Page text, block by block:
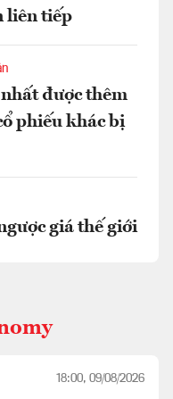
liên tiếp
được thêm
phiếu khác bị
giá thế giới
18:00, 09/08/2026